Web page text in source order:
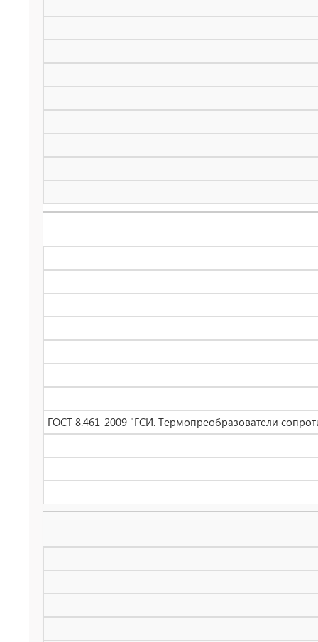
ГОСТ 8.461-2009 "ГСИ. Термопреобразователи